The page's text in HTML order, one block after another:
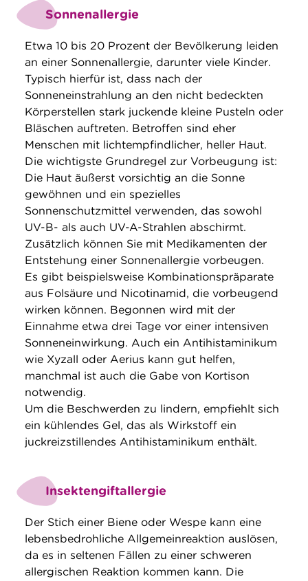
Sonnenallergie
Etwa 10 bis 20 Prozent der Bevölkerung leiden
an einer Sonnenallergie, darunter viele Kinder.
Typisch hierfür ist, dass nach der
Sonneneinstrahlung an den nicht bedeckten
Körperstellen stark juckende kleine Pusteln oder
Bläschen auftreten. Betroffen sind eher
Menschen mit lichtempfindlicher, heller Haut.
Die wichtigste Grundregel zur Vorbeugung ist:
Die Haut äußerst vorsichtig an die Sonne
gewöhnen und ein spezielles
Sonnenschutzmittel verwenden, das sowohl
UV-B- als auch UV-A-Strahlen abschirmt.
Zusätzlich können Sie mit Medikamenten der
Entstehung einer Sonnenallergie vorbeugen.
Es gibt beispielsweise Kombinationspräparate
aus Folsäure und Nicotinamid, die vorbeugend
wirken können. Begonnen wird mit der
Einnahme etwa drei Tage vor einer intensiven
Sonneneinwirkung. Auch ein Antihistaminikum
wie Xyzall oder Aerius kann gut helfen,
manchmal ist auch die Gabe von Kortison
notwendig.
Um die Beschwerden zu lindern, empfiehlt sich
ein kühlendes Gel, das als Wirkstoff ein
juckreizstillendes Antihistaminikum enthält.
Insektengiftallergie
Der Stich einer Biene oder Wespe kann eine
lebensbedrohliche Allgemeinreaktion auslösen,
da es in seltenen Fällen zu einer schweren
allergischen Reaktion kommen kann. Die